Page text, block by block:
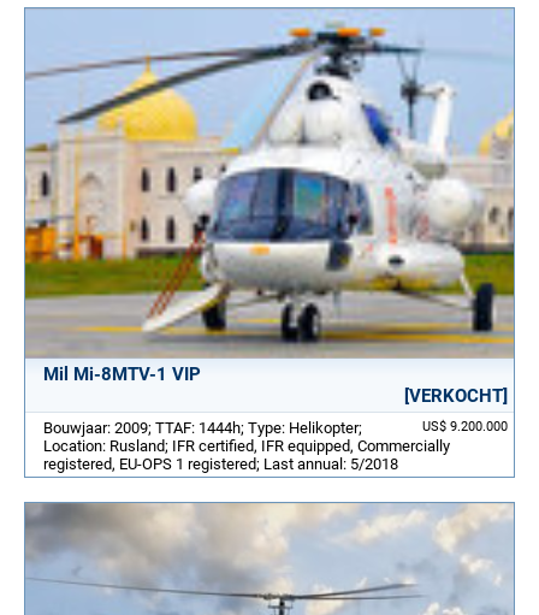
Mil Mi-8MTV-1 VIP
[VERKOCHT]
US$ 9.200.000
Bouwjaar: 2009; TTAF: 1444h; Type: Helikopter;
Location: Rusland; IFR certified, IFR equipped, Commercially
registered, EU-OPS 1 registered; Last annual: 5/2018